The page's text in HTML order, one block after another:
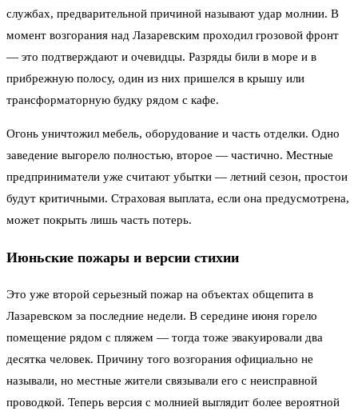
службах, предварительной причиной называют удар молнии. В
момент возгорания над Лазаревским проходил грозовой фронт
— это подтверждают и очевидцы. Разряды били в море и в
прибрежную полосу, один из них пришелся в крышу или
трансформаторную будку рядом с кафе.
Огонь уничтожил мебель, оборудование и часть отделки. Одно
заведение выгорело полностью, второе — частично. Местные
предприниматели уже считают убытки — летний сезон, простои
будут критичными. Страховая выплата, если она предусмотрена,
может покрыть лишь часть потерь.
Июньские пожары и версии стихии
Это уже второй серьезный пожар на объектах общепита в
Лазаревском за последние недели. В середине июня горело
помещение рядом с пляжем — тогда тоже эвакуировали два
десятка человек. Причину того возгорания официально не
называли, но местные жители связывали его с неисправной
проводкой. Теперь версия с молнией выглядит более вероятной